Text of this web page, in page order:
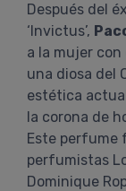
Después del
‘Invictus’,
a la mujer
una diosa del
estética
la corona de
Este perfume
perfumistas
Dominique